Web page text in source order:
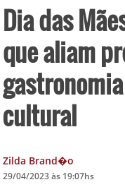
Dia das
que aliam
cultural
Zilda Brand�o
29/04/2023 às 19:07hs